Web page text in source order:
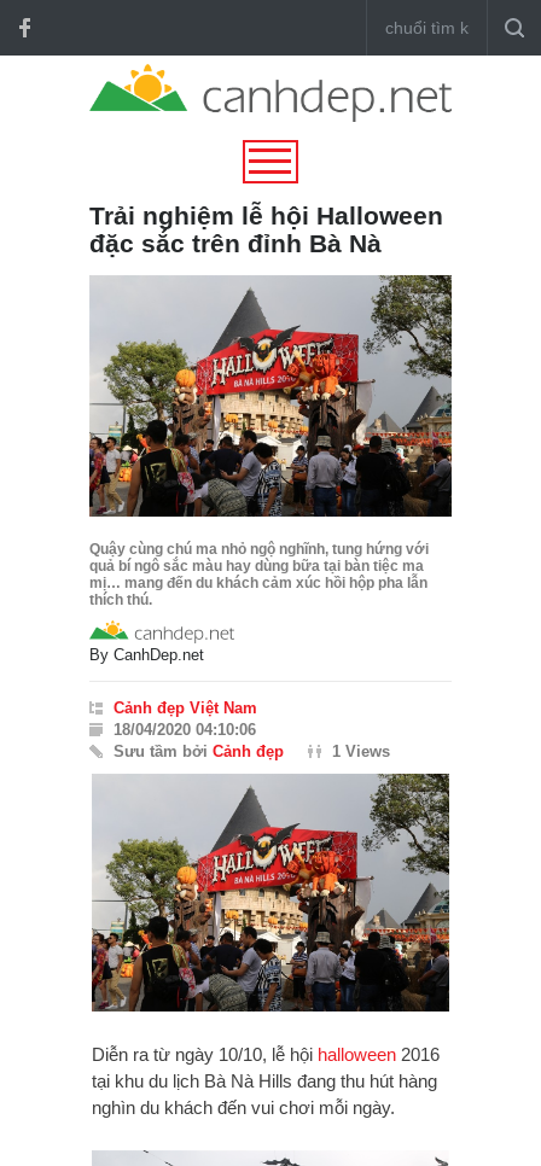
Trải nghiệm lễ hội Halloween
đặc sắc trên đỉnh Bà Nà
Quậy cùng chú ma nhỏ ngộ nghĩnh, tung hứng với
quả bí ngô sắc màu hay dùng bữa tại bàn tiệc ma
mị… mang đến du khách cảm xúc hồi hộp pha lẫn
thích thú.
By CanhDep.net
Cảnh đẹp Việt Nam
18/04/2020 04:10:06
Sưu tầm bởi Cảnh đẹp 1 Views
Diễn ra từ ngày 10/10, lễ hội halloween 2016
tại khu du lịch Bà Nà Hills đang thu hút hàng
nghìn du khách đến vui chơi mỗi ngày.